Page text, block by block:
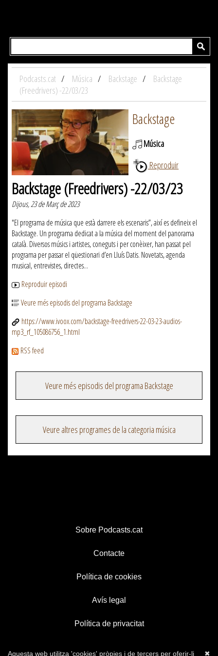
Podcasts.cat Música Backstage
Backstage
(Freedrivers) -22/03/23
Backstage
Música
Reproduir
Backstage (Freedrivers) -22/03/23
Dijous, 23 de Març de 2023
"El programa de música que està darrere els escenaris”, així es defineix el
Backstage. Un programa dedicat a la música del moment del panorama
català. Diversos músics i artistes, coneguts i per conèixer, han passat pel
programa per passar el qüestionari d’en Lluís Datis. Novetats, agenda
musical, entrevistes, directes...
Reproduir episodi
Veure més episodis del programa Backstage
https://www.ivoox.com/backstage-freedrivers-22-03-23-audios-
mp3_rf_105086756_1.html
RSS feed
Veure més episodis del programa Backstage
Veure altres programes de la categoria música
Sobre Podcasts.cat
Contacte
Política de cookies
Avís legal
Política de privacitat
✖
Aquesta web utilitza 'cookies' pròpies i de tercers per oferir-li